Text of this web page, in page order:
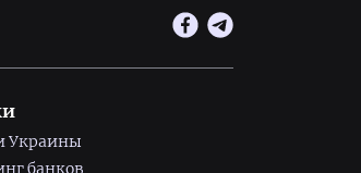
Украины
банков